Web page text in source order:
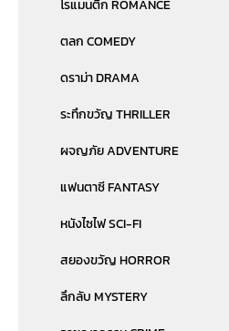
โรแมนติก ROMANCE
ตลก COMEDY
ดราม่า DRAMA
ระทึกขวัญ THRILLER
ผจญภัย ADVENTURE
แฟนตาซี FANTASY
หนังไซไฟ SCI-FI
สยองขวัญ HORROR
ลึกลับ MYSTERY